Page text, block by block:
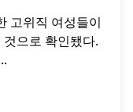
고위직 여성들이
으로 확인됐다.